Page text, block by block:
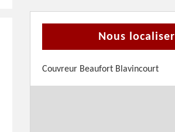
Nous localiser
Couvreur Beaufort Blavincourt